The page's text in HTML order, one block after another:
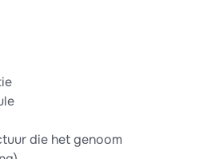
die het genoom